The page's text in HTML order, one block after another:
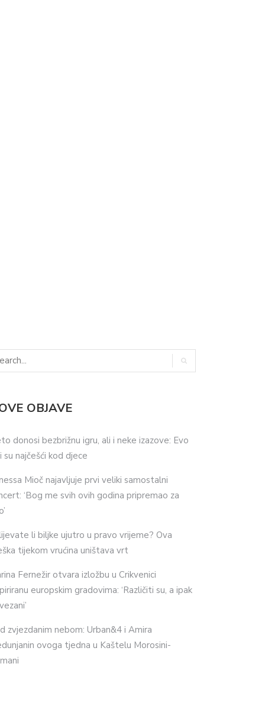
OBJAVE
donosi bezbrižnu igru, ali i neke izazove: Evo
su najčešći kod djece
Mioč najavljuje prvi veliki samostalni
‘Bog me svih ovih godina pripremao za
li biljke ujutro u pravo vrijeme? Ova
tijekom vrućina uništava vrt
Fernežir otvara izložbu u Crikvenici
europskim gradovima: ‘Različiti su, a ipak
zvjezdanim nebom: Urban&4 i Amira
ovoga tjedna u Kaštelu Morosini-